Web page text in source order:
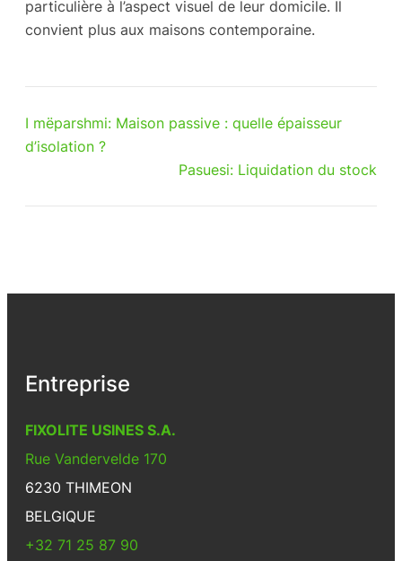
particulière à l’aspect visuel de leur domicile. Il
convient plus aux maisons contemporaine.
I mëparshmi: Maison passive : quelle épaisseur
d’isolation ?
Pasuesi: Liquidation du stock
Entreprise
FIXOLITE USINES S.A.
Rue Vandervelde 170
6230 THIMEON
BELGIQUE
+32 71 25 87 90